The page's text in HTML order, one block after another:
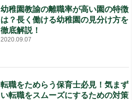
幼稚園教諭の離職率が高い園の特徴
は？長く働ける幼稚園の見分け方を
徹底解説！
2020.09.07
転職をためらう保育士必見！気まず
い転職をスムーズにするための対策